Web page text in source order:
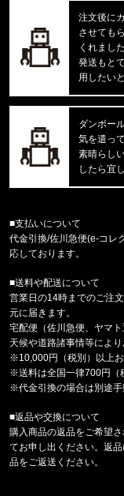
福岡県の
CALVIN
福岡県の
福岡県の
47 Brand/
福岡県のお
福岡県のお
CALVIN
福岡県の
reversal/リ
rvddw
東京都のお
キャッス
注文後に
させても
くれました
発送もと
用したい
ダンボー
気を遣っ
素晴らし
したら宜
■支払いについて
代金引換/佐川急便(e-コレ
応しております。
■送料や配送について
営業日の14時までのご注
元に届きます。
宅配便（佐川急便、ヤマ
天候や道路諸事情等によ
※10,000円（税別）以上お
※送料は全国一律700円（
※代金引換の場合は別途手
■返品や交換について
購入商品の返品をご希望
てお申し出ください。返
品をご返送ください。